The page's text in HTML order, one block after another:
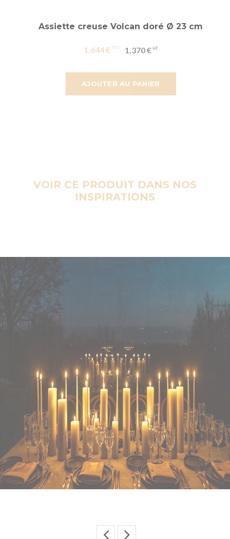
AJOUTER AU PANIER
Assiette creuse Volcan doré Ø 23 cm
1,644 € 1,370 €
VOIR CE PRODUIT DANS NOS
INSPIRATIONS